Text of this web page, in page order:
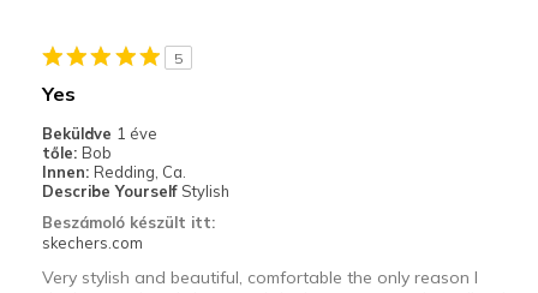
5
Yes
Beküldve 1 éve
tőle: Bob
Innen: Redding, Ca.
Describe Yourself Stylish
Beszámoló készült itt:
skechers.com
Very stylish and beautiful, comfortable the only reason I